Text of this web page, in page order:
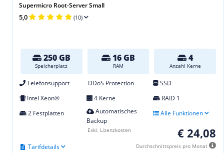
Supermicro Root-Server Small
5,0 (10)
250 GB
Speicherplatz
16 GB
RAM
4
Anzahl Kerne
Telefonsupport DDoS Protection
SSD
Intel Xeon®
4 Kerne
RAID 1
2 Festplatten
Automatisches
Backup
Alle Funktionen
€ 24,08
Durchschnittspreis pro Monat
Tarifdetails
Exkl. Lizenzkosten